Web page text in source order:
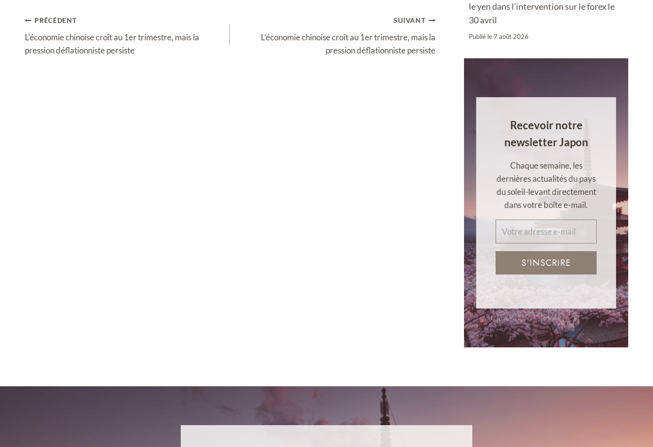
Navigation
de
l’article
PRÉCÉDENT
L’économie chinoise croît au 1er trimestre, mais la
pression déflationniste persiste
SUIVANT
L’économie chinoise croît au 1er trimestre, mais la
pression déflationniste persiste
le yen dans l’intervention sur le forex le
30 avril
Publié le7 août 2026
Recevoir notre
newsletter Japon
Chaque semaine, les
dernières actualités du pays
du soleil-levant directement
dans votre boîte e-mail.
S'INSCRIRE